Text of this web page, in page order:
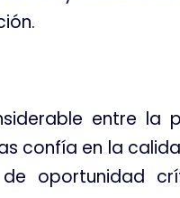
.
entre la
confía en la
oportunidad